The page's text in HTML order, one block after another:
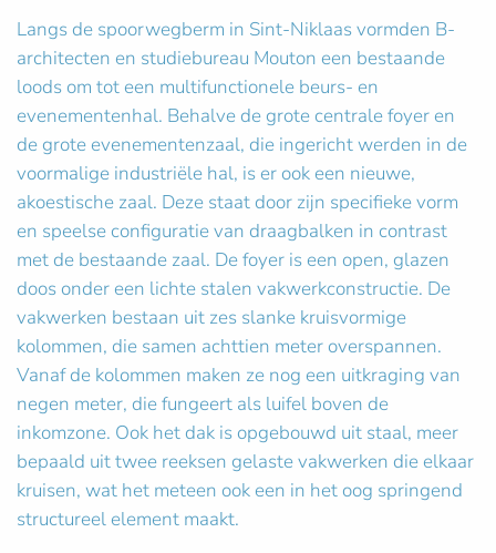
Langs de spoorwegberm in Sint-Niklaas vormden B-
architecten en studiebureau Mouton een bestaande
loods om tot een multifunctionele beurs- en
evenementenhal. Behalve de grote centrale foyer en
de grote evenementenzaal, die ingericht werden in de
voormalige industriële hal, is er ook een nieuwe,
akoestische zaal. Deze staat door zijn specifieke vorm
en speelse configuratie van draagbalken in contrast
met de bestaande zaal. De foyer is een open, glazen
doos onder een lichte stalen vakwerkconstructie. De
vakwerken bestaan uit zes slanke kruisvormige
kolommen, die samen achttien meter overspannen.
Vanaf de kolommen maken ze nog een uitkraging van
negen meter, die fungeert als luifel boven de
inkomzone. Ook het dak is opgebouwd uit staal, meer
bepaald uit twee reeksen gelaste vakwerken die elkaar
kruisen, wat het meteen ook een in het oog springend
structureel element maakt.